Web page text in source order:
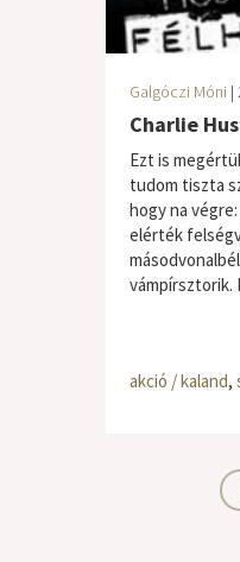
Galgóczi Móni |
Charlie
Ezt is
tudom tiszta
hogy na
elérték
vámpírsztorik.
akció / kaland,